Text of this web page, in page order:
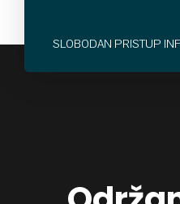
SLOBODAN PRISTUP